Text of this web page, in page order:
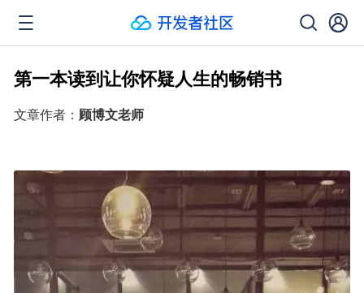
第一本读到让你怀疑人生的畅销书
文章作者： 顾博文老师